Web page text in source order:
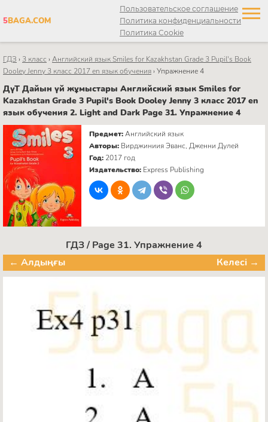
5BAGA.COM
Пользовательское соглашение
Политика конфиденциальности
Политика Cookie
ГДЗ › 3 класс ›Английский язык Smiles for Kazakhstan Grade 3 Pupil's Book
Dooley Jenny 3 класс 2017 en язык обучения›Упражнение 4
ДүТ Дайын үй жұмыстары Английский язык Smiles for
Kazakhstan Grade 3 Pupil's Book Dooley Jenny 3 класс 2017 en
язык обучения 2. Light and Dark Page 31. Упражнение 4
Предмет:Английский язык
Авторы: Вирджиниия Эванс, Дженни Дулей
Год: 2017 год
Издательство: Express Publishing
ГДЗ / Page 31. Упражнение 4
← Алдыңғы
Келесі →